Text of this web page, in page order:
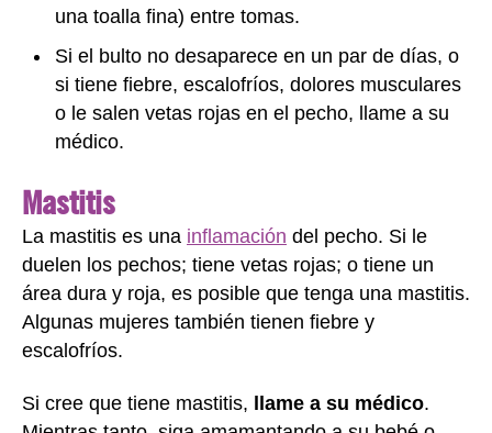
una toalla fina) entre tomas.
Si el bulto no desaparece en un par de días, o
si tiene fiebre, escalofríos, dolores musculares
o le salen vetas rojas en el pecho, llame a su
médico.
Mastitis
La mastitis es una inflamación del pecho. Si le
duelen los pechos; tiene vetas rojas; o tiene un
área dura y roja, es posible que tenga una mastitis.
Algunas mujeres también tienen fiebre y
escalofríos.
Si cree que tiene mastitis, llame a su médico.